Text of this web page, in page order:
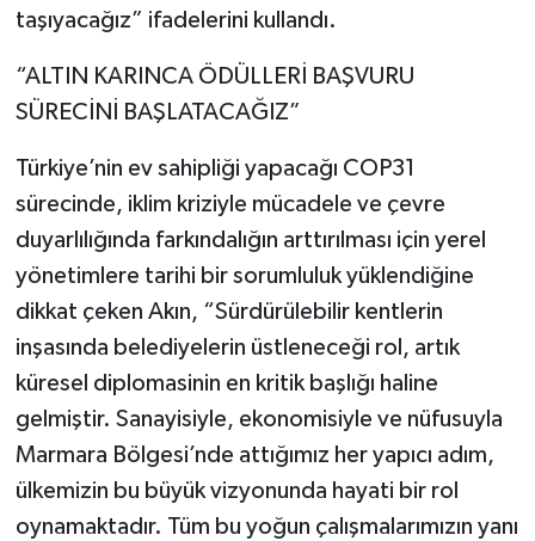
taşıyacağız” ifadelerini kullandı.
“ALTIN KARINCA ÖDÜLLERİ BAŞVURU
SÜRECİNİ BAŞLATACAĞIZ”
Türkiye’nin ev sahipliği yapacağı COP31
sürecinde, iklim kriziyle mücadele ve çevre
duyarlılığında farkındalığın arttırılması için yerel
yönetimlere tarihi bir sorumluluk yüklendiğine
dikkat çeken Akın, “Sürdürülebilir kentlerin
inşasında belediyelerin üstleneceği rol, artık
küresel diplomasinin en kritik başlığı haline
gelmiştir. Sanayisiyle, ekonomisiyle ve nüfusuyla
Marmara Bölgesi’nde attığımız her yapıcı adım,
ülkemizin bu büyük vizyonunda hayati bir rol
oynamaktadır. Tüm bu yoğun çalışmalarımızın yanı